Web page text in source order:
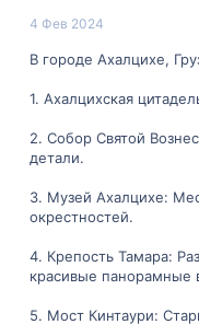
4 Фев 2024
В городе Ахалцихе,
1. Ахалцихская
2. Собор Святой
детали.
3. Музей Ахалцихе:
окрестностей.
4. Крепость Тамара:
красивые
5. Мост Кинтаури: